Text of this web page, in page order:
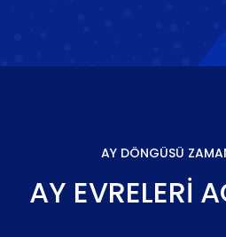
AY DÖNGÜSÜ
AY EVRELERI